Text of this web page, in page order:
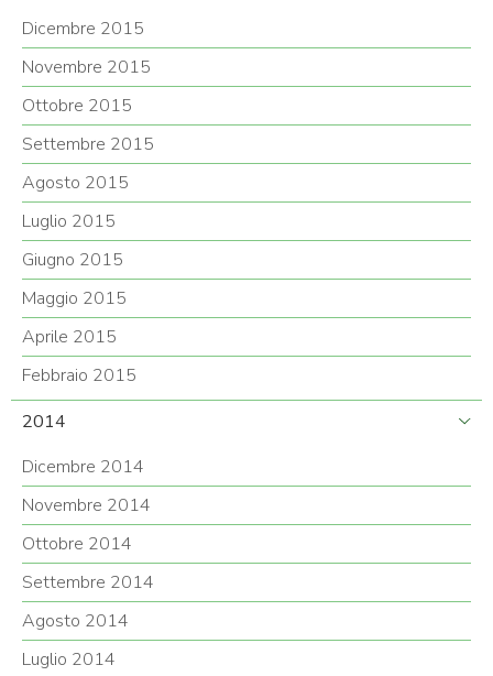
Dicembre 2015
Novembre 2015
Ottobre 2015
Settembre 2015
Agosto 2015
Luglio 2015
Giugno 2015
Maggio 2015
Aprile 2015
Febbraio 2015
2014
Dicembre 2014
Novembre 2014
Ottobre 2014
Settembre 2014
Agosto 2014
Luglio 2014